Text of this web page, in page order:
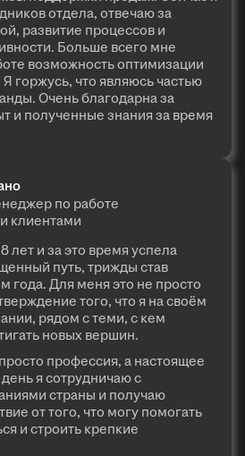
отдела, отвечаю за
развитие процессов и
Больше всего мне
возможность оптимизации
горжусь, что являюсь частью
Очень благодарна за
и полученные знания за время
по работе
клиентами
лет и за это время успела
путь, трижды став
года. Для меня это не просто
того, что я на своём
рядом с теми, с кем
новых вершин.
профессия, а настоящее
я сотрудничаю с
страны и получаю
от того, что могу помогать
и строить крепкие